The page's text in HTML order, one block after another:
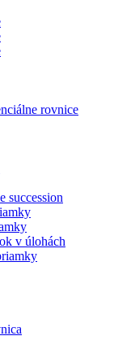
rovnice
succession
v úlohách